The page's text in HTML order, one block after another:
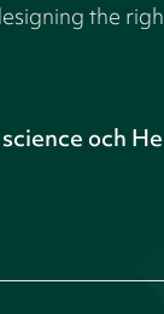
the
och